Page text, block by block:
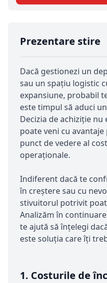
Prezentare stire
Dacă gestionezi un
sau un spațiu logistic
expansiune, probabil
este timpul să aduci
Decizia de achiziție
poate veni cu
punct de vedere al
operaționale.
Indiferent dacă te
în creștere sau cu
stivuitorul potrivit
Analizăm în
te ajută să înțelegi
este soluția care îți
1. Costurile de